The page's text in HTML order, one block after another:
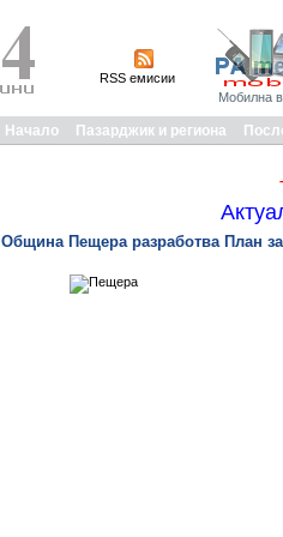
RSS емисии
Мобилна
Начало Пазарджик и региона
Община Пещера разработва План